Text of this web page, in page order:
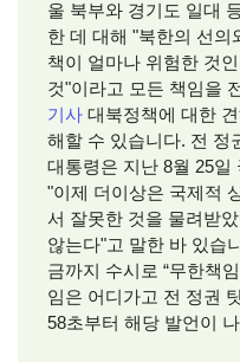
울 북부와 경기도 일대
한 데 대해 "북한의 선의
책이 얼마나 위험한 것
것"이라고 모든 책임을
기사 대북정책에 대한
해할 수 있습니다. 전 정
대통령은 지난 8월 25일
"이제 더이상은 국제적
서 잘못한 것을 물려받
않는다"고 말한 바 있습
금까지 수시로 “무한책
임은 어디가고 전 정권
58초부터 해당 발언이